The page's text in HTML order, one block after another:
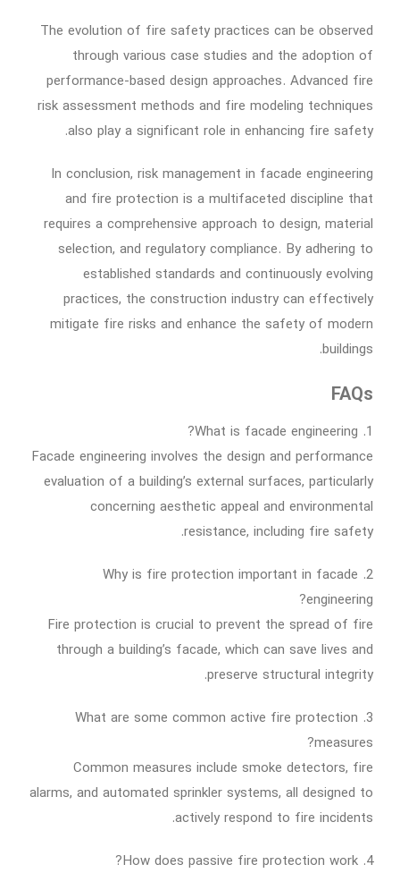
The evolution of fire safety practices can be observed
through various case studies and the adoption of
performance-based design approaches. Advanced fire
risk assessment methods and fire modeling techniques
also play a significant role in enhancing fire safety.
In conclusion, risk management in facade engineering
and fire protection is a multifaceted discipline that
requires a comprehensive approach to design, material
selection, and regulatory compliance. By adhering to
established standards and continuously evolving
practices, the construction industry can effectively
mitigate fire risks and enhance the safety of modern
buildings.
FAQs
1. What is facade engineering?
Facade engineering involves the design and performance
evaluation of a building’s external surfaces, particularly
concerning aesthetic appeal and environmental
resistance, including fire safety.
2. Why is fire protection important in facade
engineering?
Fire protection is crucial to prevent the spread of fire
through a building’s facade, which can save lives and
preserve structural integrity.
3. What are some common active fire protection
measures?
Common measures include smoke detectors, fire
alarms, and automated sprinkler systems, all designed to
actively respond to fire incidents.
4. How does passive fire protection work?